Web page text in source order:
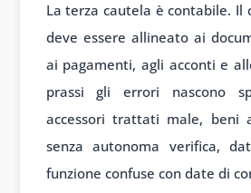
La terza cautela è contabile. Il
deve essere allineato ai
ai pagamenti, agli acconti e
prassi gli errori nascono
accessori trattati male, beni
senza autonoma verifica,
funzione confuse con date di